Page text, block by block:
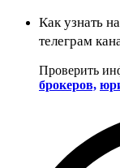
Как узнать
телеграм
Проверить
брокеров,